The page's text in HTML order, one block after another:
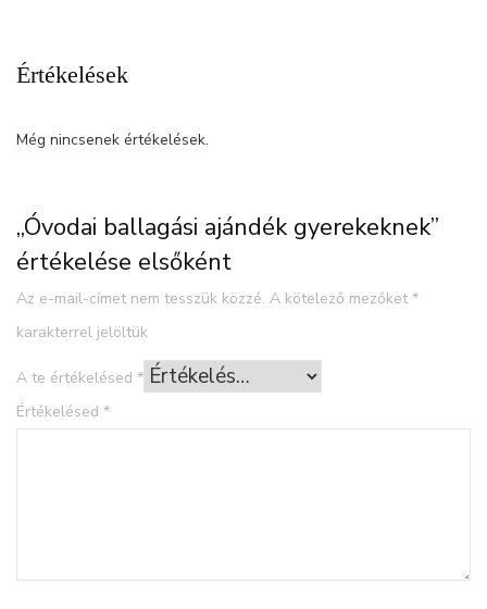
Értékelések
Még nincsenek értékelések.
„Óvodai ballagási ajándék gyerekeknek”
értékelése elsőként
Az e-mail-címet nem tesszük közzé. A kötelező mezőket*
karakterrel jelöltük
A te értékelésed *
Értékelésed *